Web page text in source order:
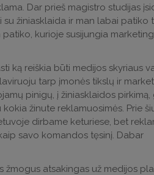
Dar prieš magistro studijas
žiniasklaida ir man labai patiko
kurioje susijungia
ką reiškia būti medijos skyriaus
tarp įmonės tikslų ir
pinigų, į žiniasklaidos pirkimą,
žinute reklamuosimės. Prie
dirbame keturiese, bet
savo komandos tęsinį. Dabar
atsakingas už medijos